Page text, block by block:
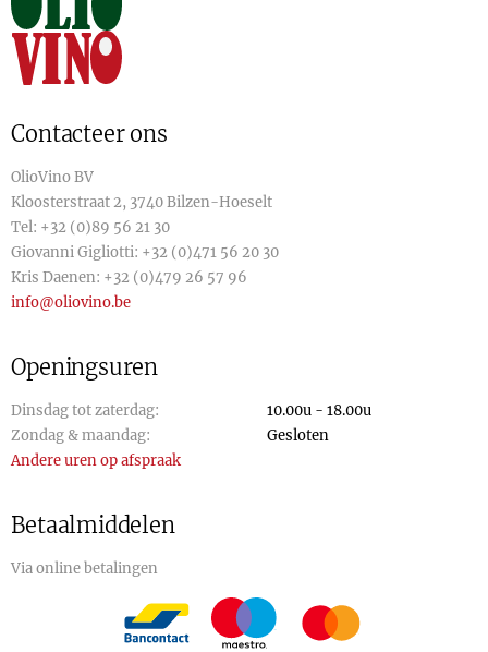
Contacteer ons
OlioVino BV
Kloosterstraat 2, 3740 Bilzen-Hoeselt
Tel: +32 (0)89 56 21 30
Giovanni Gigliotti: +32 (0)471 56 20 30
Kris Daenen: +32 (0)479 26 57 96
info@oliovino.be
Openingsuren
Dinsdag tot zaterdag:
10.00u - 18.00u
Zondag & maandag:
Gesloten
Andere uren op afspraak
Betaalmiddelen
Via online betalingen